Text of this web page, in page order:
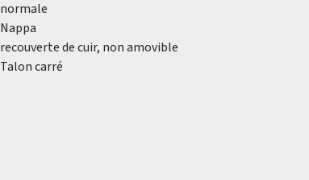
normale
Nappa
recouverte de cuir, non amovible
Talon carré